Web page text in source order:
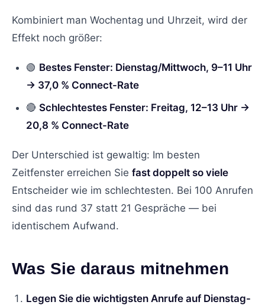
Kombiniert man Wochentag und Uhrzeit, wird der
Effekt noch größer:
🟢 Bestes Fenster: Dienstag/Mittwoch, 9–11 Uhr
→ 37,0 % Connect-Rate
🔴 Schlechtestes Fenster: Freitag, 12–13 Uhr →
20,8 % Connect-Rate
Der Unterschied ist gewaltig: Im besten
Zeitfenster erreichen Sie fast doppelt so viele
Entscheider wie im schlechtesten. Bei 100 Anrufen
sind das rund 37 statt 21 Gespräche — bei
identischem Aufwand.
Was Sie daraus mitnehmen
Legen Sie die wichtigsten Anrufe auf Dienstag-